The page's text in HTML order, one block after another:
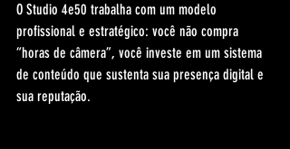
O Studio 4e50 trabalha com um modelo
profissional e estratégico: você não compra
“horas de câmera”, você investe em um sistema
de conteúdo que sustenta sua presença digital e
sua reputação.